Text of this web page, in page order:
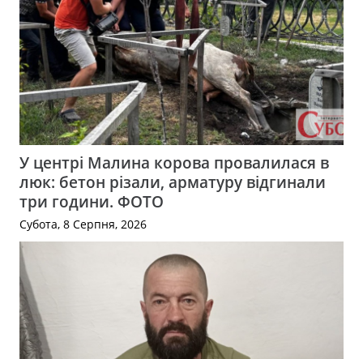
У центрі Малина корова провалилася в
люк: бетон різали, арматуру відгинали
три години. ФОТО
Субота, 8 Серпня, 2026